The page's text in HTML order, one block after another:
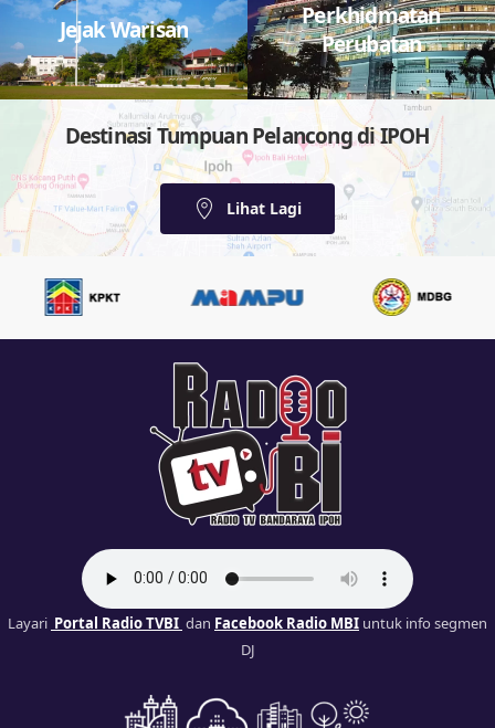
Jejak Warisan
Perkhidmatan
Perubatan
Destinasi Tumpuan Pelancong di IPOH
Lihat Lagi
Layari Portal Radio TVBI dan Facebook Radio MBI untuk info segmen
DJ